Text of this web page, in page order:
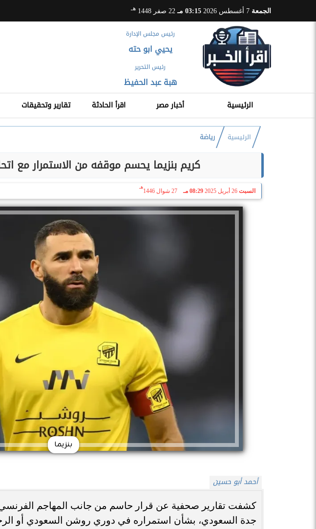
الجمعة 03:15 مـ 22 صفر 1448 هـ
رئيس مجلس الإدارة
يحيي ابو حته
رئيس التحرير
هبة عبد الحفيظ
الرئيسية أخبار مصر اقرأ الحادثة تقارير وتحقيقات
الرئيسية رياضة
كريم بنزيما يحسم موقفه من الاستمرار مع
السبت 26 أبريل 2025 08:29 مـ 27 شوال 1446
هـ
بنزيما
أحمد أبو حسين
كشفت تقارير صحفية عن قرار حاسم من جانب المهاجم الفرنسي
جدة السعودي، بشأن استمراره في دوري روشن السعودي أو